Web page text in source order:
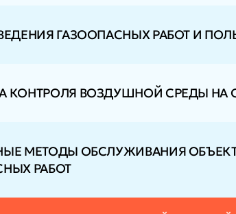
ГАЗООПАСНЫХ РАБОТ И
КОНТРОЛЯ ВОЗДУШНОЙ СРЕДЫ НА
МЕТОДЫ ОБСЛУЖИВАНИЯ
РАБОТ